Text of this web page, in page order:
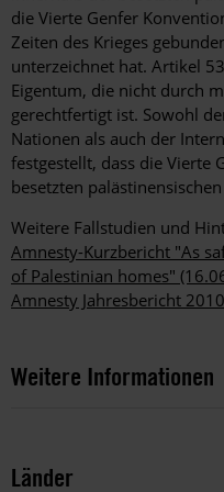
die Vierte Genfer
Zeiten des Krieges
unterzeichnet hat. Artikel
Eigentum, die nicht durch
gerechtfertigt ist. Sowohl
Nationen als auch der
festgestellt, dass die Vierte
besetzten
Weitere Fallstudien und
Amnesty-Kurzbericht "As
of Palestinian homes"
Amnesty Jahresbericht
Weitere Informationen
Länder